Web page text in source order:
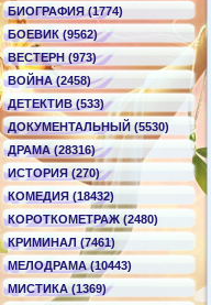
БИОГРАФИЯ (1774)
БОЕВИК (9562)
ВЕСТЕРН (973)
ВОЙНА (2458)
ДЕТЕКТИВ (533)
ДОКУМЕНТАЛЬНЫЙ (5530)
ДРАМА (28316)
ИСТОРИЯ (270)
КОМЕДИЯ (18432)
КОРОТКОМЕТРАЖ (2480)
КРИМИНАЛ (7461)
МЕЛОДРАМА (10443)
МИСТИКА (1369)